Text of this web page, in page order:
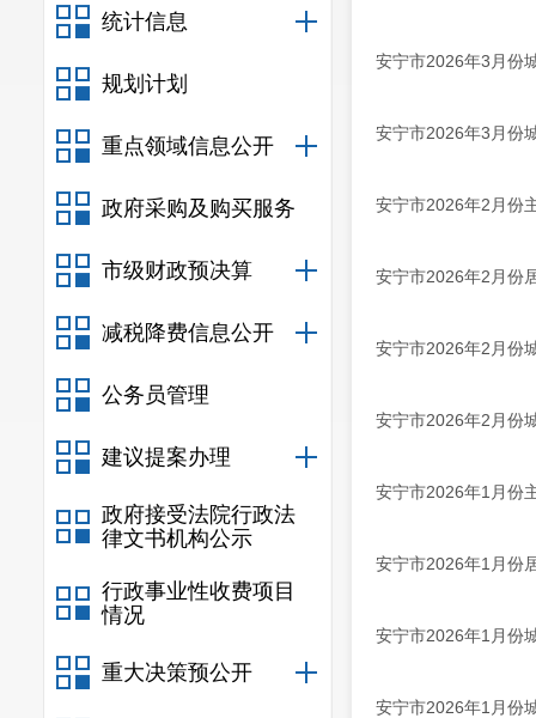
统计信息
规划计划
重点领域信息公开
政府采购及购买服务
市级财政预决算
减税降费信息公开
公务员管理
建议提案办理
政府接受法院行政法
律文书机构公示
行政事业性收费项目
情况
重大决策预公开
安宁市2026年3月份
安宁市2026年3月份
安宁市2026年2月份
安宁市2026年2月份
安宁市2026年2月份
安宁市2026年2月份
安宁市2026年1月份
安宁市2026年1月份
安宁市2026年1月份
安宁市2026年1月份